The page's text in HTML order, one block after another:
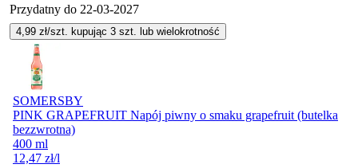
Przydatny do 22-03-2027
4,99 zł/szt. kupując 3 szt. lub wielokrotność
SOMERSBY
PINK GRAPEFRUIT Napój piwny o smaku grapefruit (butelka
bezzwrotna)
400 ml
12,47 zł/l